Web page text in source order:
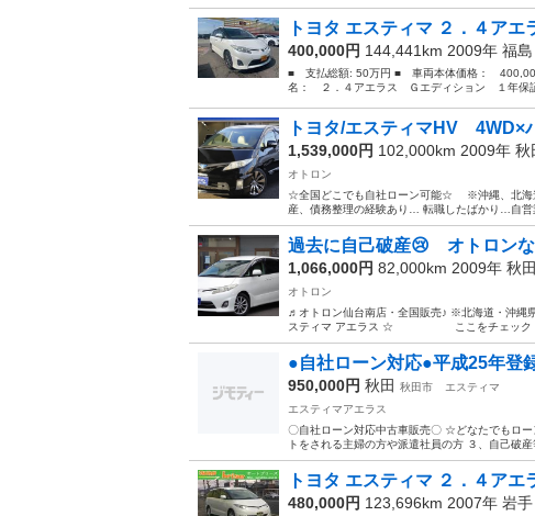
トヨタ エスティマ ２．４ア
400,000円 144,441km 2009年 福島
■ 支払総額: 50万円 ■ 車両本体価格：
名： ２．４アエラス Ｇエディション １年保
トヨタ/エスティマHV 4WD×
1,539,000円 102,000km 2009年 秋
オトロン
☆全国どこでも自社ローン可能☆ ※沖縄、北海
産、債務整理の経験あり… 転職したばかり…自営
過去に自己破産😢 オトロン
1,066,000円 82,000km 2009年 秋田
オトロン
♬オトロン仙台南店・全国販売♪ ※北海道
スティマ アエラス ☆ ここをチェック
●自社ローン対応●平成25年登
950,000円 秋田 秋田市
エスティマ
エスティマアエラス
〇自社ローン対応中古車販売〇 ☆どなた
トをされる主婦の方や派遣社員の方 ３、自己破
トヨタ エスティマ ２．４
480,000円 123,696km 2007年 岩手